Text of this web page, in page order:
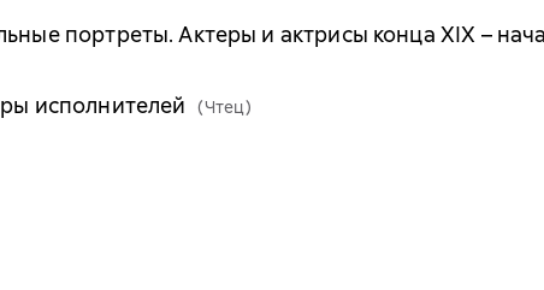
портреты. Актеры и актрисы конца XIX –
исполнителей
(Чтец)